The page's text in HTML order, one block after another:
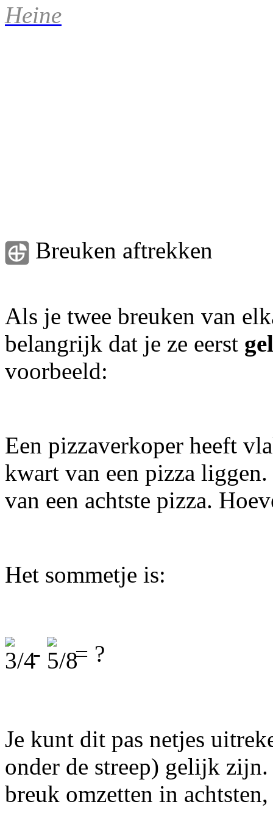
Heine
Breuken aftrekken
Als je twee breuken van
belangrijk dat je ze eerst
voorbeeld:
Een pizzaverkoper heeft
kwart van een pizza
van een achtste pizza.
Het sommetje is:
- = ?
Je kunt dit pas netjes
onder de streep) gelijk
breuk omzetten in